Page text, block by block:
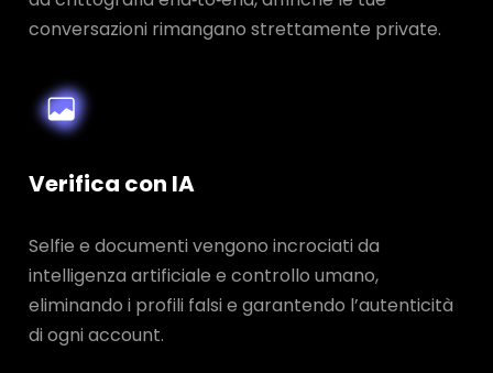
conversazioni rimangano strettamente private.
Verifica con IA
Selfie e documenti vengono incrociati da
intelligenza artificiale e controllo umano,
eliminando i profili falsi e garantendo l’autenticità
di ogni account.